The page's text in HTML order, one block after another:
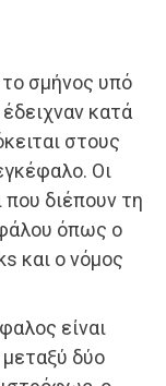
σμήνος υπό
κατά
στους
Οι
που διέπουν τη
όπως ο
και ο νόμος
είναι
δύο